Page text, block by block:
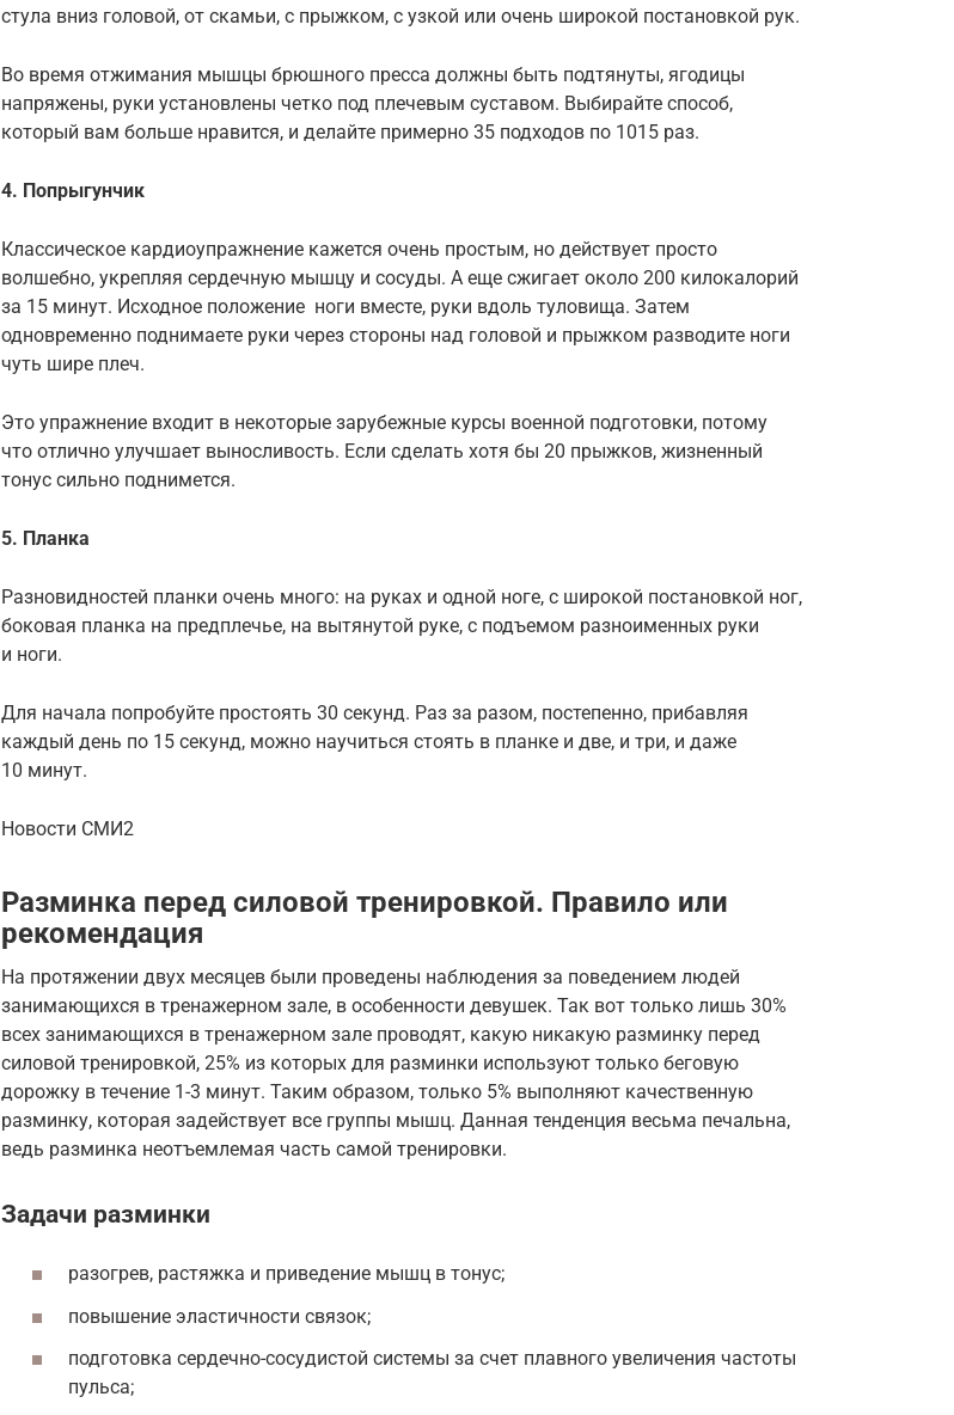
стула вниз головой, от скамьи, с прыжком, с узкой или очень широкой постановкой рук.
Во время отжимания мышцы брюшного пресса должны быть подтянуты, ягодицы
напряжены, руки установлены четко под плечевым суставом. Выбирайте способ,
который вам больше нравится, и делайте примерно 35 подходов по 1015 раз.
4. Попрыгунчик
Классическое кардиоупражнение кажется очень простым, но действует просто
волшебно, укрепляя сердечную мышцу и сосуды. А еще сжигает около 200 килокалорий
за 15 минут. Исходное положение ноги вместе, руки вдоль туловища. Затем
одновременно поднимаете руки через стороны над головой и прыжком разводите ноги
чуть шире плеч.
Это упражнение входит в некоторые зарубежные курсы военной подготовки, потому
что отлично улучшает выносливость. Если сделать хотя бы 20 прыжков, жизненный
тонус сильно поднимется.
5. Планка
Разновидностей планки очень много: на руках и одной ноге, с широкой постановкой ног,
боковая планка на предплечье, на вытянутой руке, с подъемом разноименных руки
и ноги.
Для начала попробуйте простоять 30 секунд. Раз за разом, постепенно, прибавляя
каждый день по 15 секунд, можно научиться стоять в планке и две, и три, и даже
10 минут.
Новости СМИ2
Разминка перед силовой тренировкой. Правило или
рекомендация
На протяжении двух месяцев были проведены наблюдения за поведением людей
занимающихся в тренажерном зале, в особенности девушек. Так вот только лишь 30%
всех занимающихся в тренажерном зале проводят, какую никакую разминку перед
силовой тренировкой, 25% из которых для разминки используют только беговую
дорожку в течение 1-3 минут. Таким образом, только 5% выполняют качественную
разминку, которая задействует все группы мышц. Данная тенденция весьма печальна,
ведь разминка неотъемлемая часть самой тренировки.
Задачи разминки
разогрев, растяжка и приведение мышц в тонус;
повышение эластичности связок;
подготовка сердечно-сосудистой системы за счет плавного увеличения частоты
пульса;